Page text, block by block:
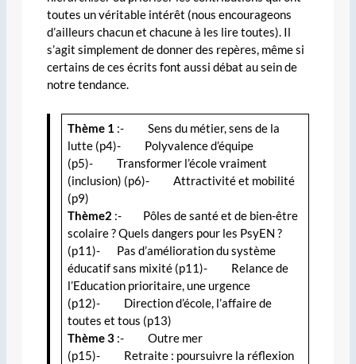
toutes un véritable intérêt (nous encourageons
d’ailleurs chacun et chacune à les lire toutes). Il
s’agit simplement de donner des repères, même si
certains de ces écrits font aussi débat au sein de
notre tendance.
Thème 1 :- Sens du métier, sens de la
lutte (p4)- Polyvalence d’équipe
(p5)- Transformer l’école vraiment
(inclusion) (p6)- Attractivité et mobilité
(p9)
Thème2 :- Pôles de santé et de bien-être
scolaire ? Quels dangers pour les PsyEN ?
(p11)- Pas d’amélioration du système
éducatif sans mixité (p11)- Relance de
l’Education prioritaire, une urgence
(p12)- Direction d’école, l’affaire de
toutes et tous (p13)
Thème 3 :- Outre mer
(p15)- Retraite : poursuivre la réflexion